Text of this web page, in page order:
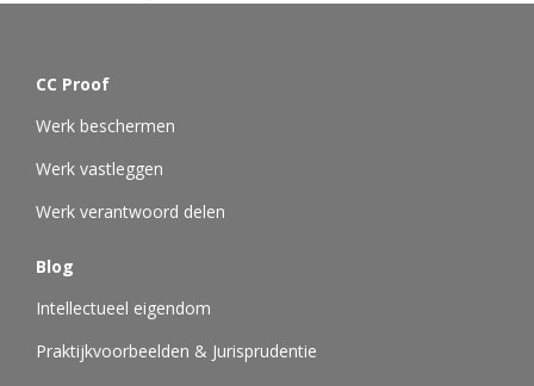
CC Proof
Werk beschermen
Werk vastleggen
Werk verantwoord delen
Blog
Intellectueel eigendom
Praktijkvoorbeelden & Jurisprudentie